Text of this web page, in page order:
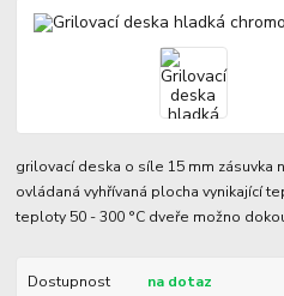
grilovací deska o síle 15 mm zásuvka
ovládaná vyhřívaná plocha vynikající
teploty 50 - 300 °C dveře možno
Dostupnost na dotaz